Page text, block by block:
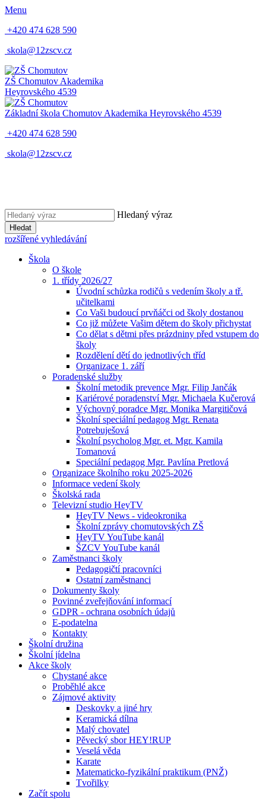
Menu
+420 474 628 590
skola@12zscv.cz
ZŠ Chomutov Akademika
Heyrovského 4539
Základní škola Chomutov Akademika Heyrovského 4539
+420 474 628 590
skola@12zscv.cz
Hledaný výraz
Hledat
rozšířené vyhledávání
Škola
O škole
1. třídy 2026/27
Úvodní schůzka rodičů s vedením školy a tř.
učitelkami
Co Vaši budoucí prvňáčci od školy dostanou
Co již můžete Vašim dětem do školy přichystat
Co dělat s dětmi přes prázdniny před vstupem do
školy
Rozdělení dětí do jednotlivých tříd
Organizace 1. září
Poradenské služby
Školní metodik prevence Mgr. Filip Jančák
Kariérové poradenství Mgr. Michaela Kučerová
Výchovný poradce Mgr. Monika Margitičová
Školní speciální pedagog Mgr. Renata
Potrebuješová
Školní psycholog Mgr. et. Mgr. Kamila
Tomanová
Speciální pedagog Mgr. Pavlína Pretlová
Organizace školního roku 2025-2026
Informace vedení školy
Školská rada
Televizní studio HeyTV
HeyTV News - videokronika
Školní zprávy chomutovských ZŠ
HeyTV YouTube kanál
ŠZCV YouTube kanál
Zaměstnanci školy
Pedagogičtí pracovníci
Ostatní zaměstnanci
Dokumenty školy
Povinné zveřejňování informací
GDPR - ochrana osobních údajů
E-podatelna
Kontakty
Školní družina
Školní jídelna
Akce školy
Chystané akce
Proběhlé akce
Zájmové aktivity
Deskovky a jiné hry
Keramická dílna
Malý chovatel
Pěvecký sbor HEY!RUP
Veselá věda
Karate
Matematicko-fyzikální praktikum (PNŽ)
Tvořilky
Začít spolu